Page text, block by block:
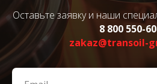
Оставьте заявку и наши
8 800 550-
zakaz@transoil-